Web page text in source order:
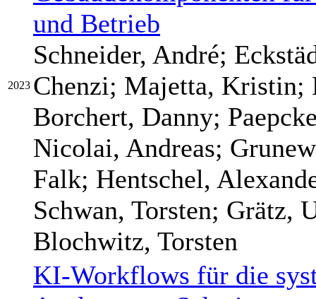
2023
und Betrieb
Schneider, André;
Chenzi; Majetta, Kristin;
Borchert, Danny;
Nicolai, Andreas;
Falk; Hentschel,
Schwan, Torsten; Grätz,
Blochwitz, Torsten
KI-Workflows für die